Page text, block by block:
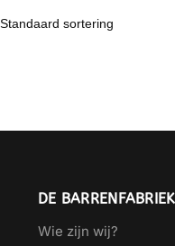
DE BARRENFABRIEK
Wie zijn wij?